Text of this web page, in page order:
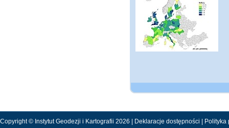
Copyright © Instytut Geodezji i Kartografii 2026 | Deklaracje dostępności | Polityka